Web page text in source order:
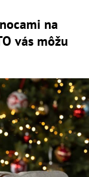
na
vás môžu